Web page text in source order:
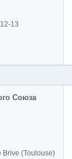
13
Союза
Brive (Toulouse)